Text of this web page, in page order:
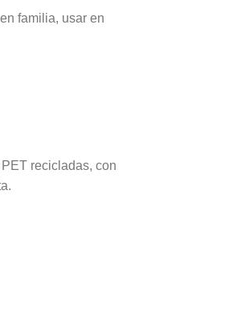
familia, usar en
recicladas, con